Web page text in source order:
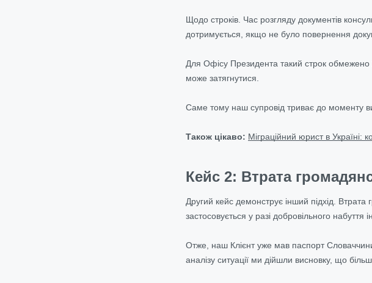
Щодо строків. Час розгляду документів
дотримується, якщо не було повернення
Для Офісу Президента такий строк обмежено
може затягнутися.
Саме тому наш супровід триває до моменту
Також цікаво: Міграційний юрист в Україні:
Кейс 2: Втрата
Другий кейс демонструє інший підхід.
застосовується у разі добровільного
Отже, наш Клієнт уже мав паспорт
аналізу ситуації ми дійшли висновку, що